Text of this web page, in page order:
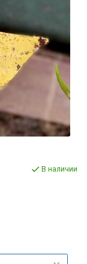
В наличии